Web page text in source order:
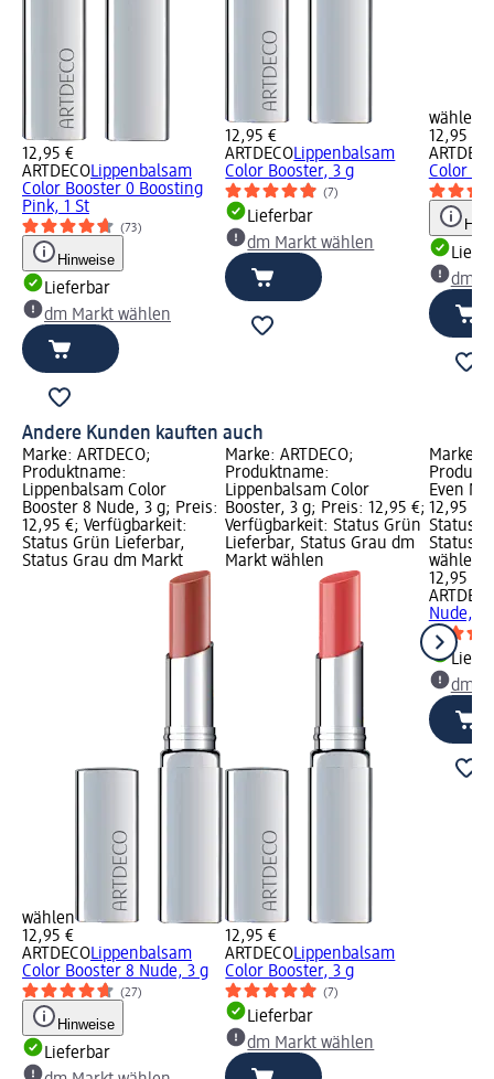
12,95 €
ARTDECOLippenbalsam
Color Booster 0 Boosting
Pink, 1 St
(73)
Hinweise
Lieferbar
dm Markt wählen
12,95 €
ARTDECOLippenbalsam
Color Booster, 3 g
(7)
Lieferbar
dm Markt wählen
wählen
12,95 €
Color
dm
Andere Kunden kauften auch
Marke: ARTDECO;
Produktname:
Lippenbalsam Color
Booster 8 Nude, 3 g; Preis:
12,95 €; Verfügbarkeit:
Status Grün Lieferbar,
Status Grau dm Markt
wählen
12,95 €
ARTDECOLippenbalsam
Color Booster 8 Nude, 3 g
(27)
Hinweise
Lieferbar
Marke: ARTDECO;
Produktname:
Lippenbalsam Color
Booster, 3 g; Preis: 12,95 €;
Verfügbarkeit: Status Grün
Lieferbar, Status Grau dm
Markt wählen
12,95 €
ARTDECOLippenbalsam
Color Booster, 3 g
(7)
Lieferbar
dm Markt wählen
Marke:
Even
12,95 €;
Status
Status
wählen
12,95 €
Nude, 2
dm